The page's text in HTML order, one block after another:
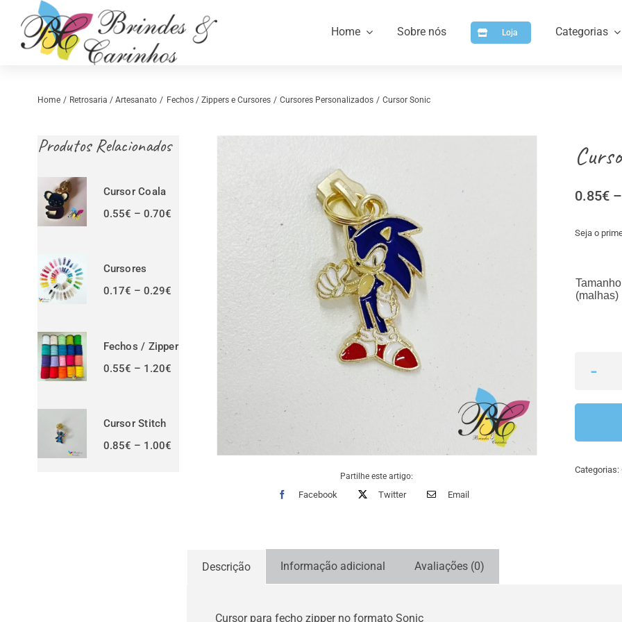
content
Home Sobre nós Loja Categorias
Costura Criativa Artigos para Personalizar
Home Retrosaria / Artesanato Fechos / Zippers e Cursores Cursores Personalizados Cursor Sonic
Produtos Relacionados
Cursor Coala
0.55€ – 0.70€Price
Cursores
0.17€ – 0.29€Price
Fechos / Zipper
0.55€ – 1.20€Price
Cursor Stitch
0.85€ – 1.00€Price
Partilhe este artigo:
Facebook Twitter Email
0.85€ –
Seja o
Tamanho
(malhas)
Categorias:
Descrição Informação adicional Avaliações (0)
Cursor para fecho zipper no formato Sonic